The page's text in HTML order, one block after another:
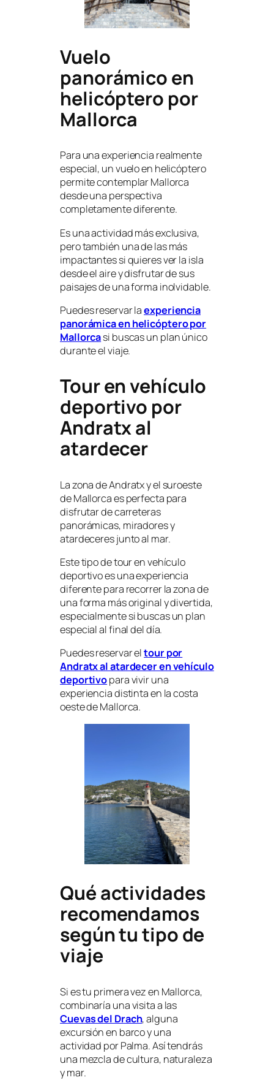
Vuelo
panorámico en
helicóptero por
Mallorca
Para una experiencia realmente
especial, un vuelo en helicóptero
permite contemplar Mallorca
desde una perspectiva
completamente diferente.
Es una actividad más exclusiva,
pero también una de las más
impactantes si quieres ver la isla
desde el aire y disfrutar de sus
paisajes de una forma inolvidable.
Puedes reservar laexperiencia
panorámica en helicóptero por
Mallorcasi buscas un plan único
durante el viaje.
Tour en vehículo
deportivo por
Andratx al
atardecer
La zona de Andratx y el suroeste
de Mallorca es perfecta para
disfrutar de carreteras
panorámicas, miradores y
atardeceres junto al mar.
Este tipo de tour en vehículo
deportivo es una experiencia
diferente para recorrer la zona de
una forma más original y divertida,
especialmente si buscas un plan
especial al final del día.
Puedes reservar eltour por
Andratx al atardecer en vehículo
deportivopara vivir una
experiencia distinta en la costa
oeste de Mallorca.
Qué actividades
recomendamos
según tu tipo de
viaje
Si es tu primera vez en Mallorca,
combinaría una visita a las
Cuevas del Drach, alguna
excursión en barco y una
actividad por Palma. Así tendrás
una mezcla de cultura, naturaleza
y mar.